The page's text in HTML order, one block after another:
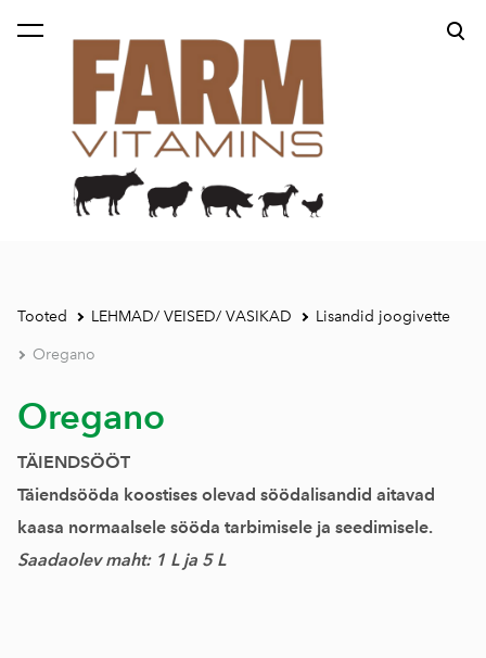
lisati ostukorvi. Vaata ostukorvi
Tooted LEHMAD/ VEISED/ VASIKAD Lisandid joogivette
Oregano
Oregano
TÄIENDSÖÖT
Täiendsööda koostises olevad söödalisandid aitavad
kaasa normaalsele sööda tarbimisele ja seedimisele.
Saadaolev maht: 1 L ja 5 L